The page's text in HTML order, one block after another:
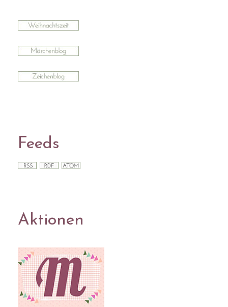
Feeds
Aktionen